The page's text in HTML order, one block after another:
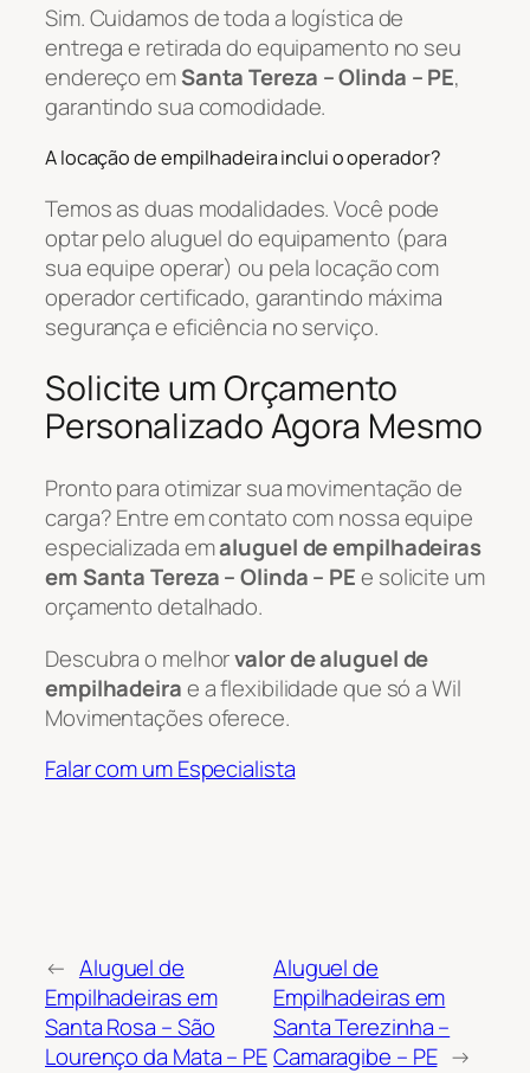
Sim. Cuidamos de toda a logística de
entrega e retirada do equipamento no seu
endereço emSanta Tereza – Olinda – PE,
garantindo sua comodidade.
A locação de empilhadeira inclui o operador?
Temos as duas modalidades. Você pode
optar pelo aluguel do equipamento (para
sua equipe operar) ou pela locação com
operador certificado, garantindo máxima
segurança e eficiência no serviço.
Solicite um Orçamento
Personalizado Agora Mesmo
Pronto para otimizar sua movimentação de
carga? Entre em contato com nossa equipe
especializada emaluguel de empilhadeiras
em Santa Tereza – Olinda – PEe solicite um
orçamento detalhado.
Descubra o melhorvalor de aluguel de
empilhadeirae a flexibilidade que só a Wil
Movimentações oferece.
Falar com um Especialista
← Aluguel de
Empilhadeiras em
Santa Rosa – São
Lourenço da Mata – PE
Aluguel de
Empilhadeiras em
Santa Terezinha –
Camaragibe – PE →